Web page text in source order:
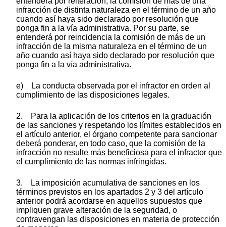
infracción de distinta naturaleza en el término de un año
cuando así haya sido declarado por resolución que
ponga fin a la vía administrativa. Por su parte, se
entenderá por reincidencia la comisión de más de un
infracción de la misma naturaleza en el término de un
año cuando así haya sido declarado por resolución que
ponga fin a la vía administrativa.
e) La conducta observada por el infractor en orden al
cumplimiento de las disposiciones legales.
2. Para la aplicación de los criterios en la graduación
de las sanciones y respetando los límites establecidos en
el artículo anterior, el órgano competente para sancionar
deberá ponderar, en todo caso, que la comisión de la
infracción no resulte más beneficiosa para el infractor que
el cumplimiento de las normas infringidas.
3. La imposición acumulativa de sanciones en los
términos previstos en los apartados 2 y 3 del artículo
anterior podrá acordarse en aquellos supuestos que
impliquen grave alteración de la seguridad, o
contravengan las disposiciones en materia de protección